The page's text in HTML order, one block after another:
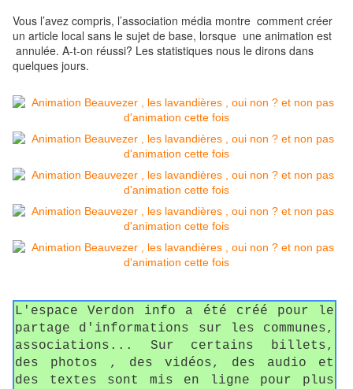
Vous l’avez compris, l’association média montre comment créer
un article local sans le sujet de base, lorsque une animation est
annulée. A-t-on réussi? Les statistiques nous le dirons dans
quelques jours.
L'espace Verdon info a été créé pour le
partage d'informations sur les communes,
associations... Sur certains billets,
des photos , des vidéos, des audio et
des textes sont mis en ligne pour plus